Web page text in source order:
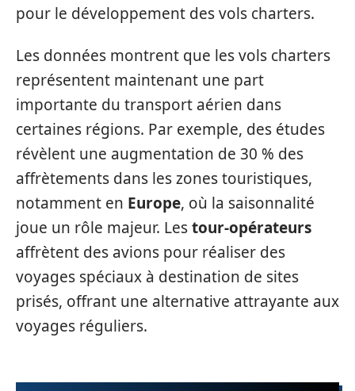
pour le développement des vols charters.
Les données montrent que les vols charters
représentent maintenant une part
importante du transport aérien dans
certaines régions. Par exemple, des études
révèlent une augmentation de 30 % des
affrètements dans les zones touristiques,
notamment en Europe, où la saisonnalité
joue un rôle majeur. Lestour-opérateurs
affrètent des avions pour réaliser des
voyages spéciaux à destination de sites
prisés, offrant une alternative attrayante aux
voyages réguliers.